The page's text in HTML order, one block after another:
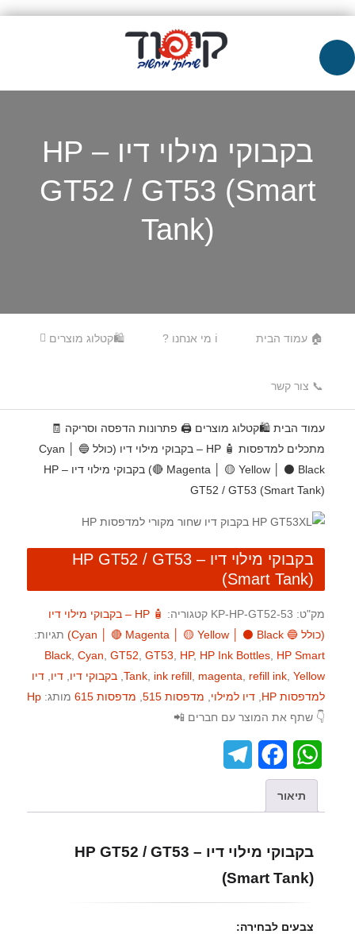
בקבוקי מילוי דיו – HP
GT52 / GT53 (Smart
Tank)
Menu🏠 עמוד הבית
ℹ️ מי אנחנו ? 🛍️קטלוג מוצרים
📞 צור קשר
עמוד הבית 🛍️קטלוג מוצרים 🖨️ פתרונות הדפסה וסריקה 🧾
מתכלים למדפסות
🧴 HP – בקבוקי מילוי דיו (כולל 🔵 Cyan │
🔴 Magenta │ 🟡 Yellow │ ⚫ Black)
בקבוקי מילוי דיו – HP
GT52 / GT53 (Smart Tank)
בקבוקי מילוי דיו – HP GT52 / GT53
(Smart Tank)
מק"ט: KP-HP-GT52-53 קטגוריה:
🧴 HP – בקבוקי מילוי דיו
(כולל 🔵 Cyan │ 🔴 Magenta │ 🟡 Yellow │ ⚫ Black)
תגיות:
Black Cyan GT52 GT53 HP, HP Ink Bottles HP Smart
Tank ink refill magenta refill ink Yellow בקבוקי דיו דיו דיו
למדפסות HP
דיו למילוי מדפסות 515 מדפסות 615 מותג: Hp
👇 שתף את המוצר עם חברים 📲
W
h
a
p
c
o
l
תיאור
בקבוקי מילוי דיו – HP GT52 / GT53
(Smart Tank)
צבעים לבחירה: